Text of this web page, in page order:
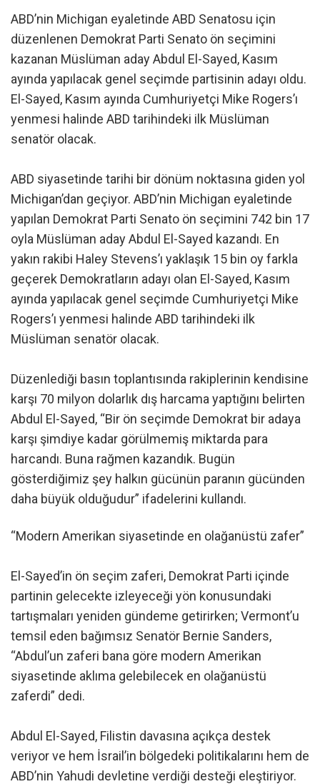
ABD’nin Michigan eyaletinde ABD Senatosu için
düzenlenen Demokrat Parti Senato ön seçimini
kazanan Müslüman aday Abdul El-Sayed, Kasım
ayında yapılacak genel seçimde partisinin adayı oldu.
El-Sayed, Kasım ayında Cumhuriyetçi Mike Rogers’ı
yenmesi halinde ABD tarihindeki ilk Müslüman
senatör olacak.
ABD siyasetinde tarihi bir dönüm noktasına giden yol
Michigan’dan geçiyor. ABD’nin Michigan eyaletinde
yapılan Demokrat Parti Senato ön seçimini 742 bin 17
oyla Müslüman aday Abdul El-Sayed kazandı. En
yakın rakibi Haley Stevens’ı yaklaşık 15 bin oy farkla
geçerek Demokratların adayı olan El-Sayed, Kasım
ayında yapılacak genel seçimde Cumhuriyetçi Mike
Rogers’ı yenmesi halinde ABD tarihindeki ilk
Müslüman senatör olacak.
Düzenlediği basın toplantısında rakiplerinin kendisine
karşı 70 milyon dolarlık dış harcama yaptığını belirten
Abdul El-Sayed, “Bir ön seçimde Demokrat bir adaya
karşı şimdiye kadar görülmemiş miktarda para
harcandı. Buna rağmen kazandık. Bugün
gösterdiğimiz şey halkın gücünün paranın gücünden
daha büyük olduğudur” ifadelerini kullandı.
“Modern Amerikan siyasetinde en olağanüstü zafer”
El-Sayed’in ön seçim zaferi, Demokrat Parti içinde
partinin gelecekte izleyeceği yön konusundaki
tartışmaları yeniden gündeme getirirken; Vermont’u
temsil eden bağımsız Senatör Bernie Sanders,
“Abdul’un zaferi bana göre modern Amerikan
siyasetinde aklıma gelebilecek en olağanüstü
zaferdi” dedi.
Abdul El-Sayed, Filistin davasına açıkça destek
veriyor ve hem İsrail’in bölgedeki politikalarını hem de
ABD’nin Yahudi devletine verdiği desteği eleştiriyor.